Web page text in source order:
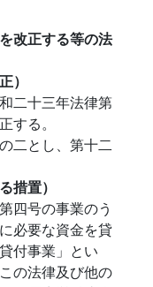
改正する等の法
）
二十三年法律第
する。
二とし、第十二
措置）
四号の事業のう
必要な資金を貸
付事業」とい
の法律及び他の